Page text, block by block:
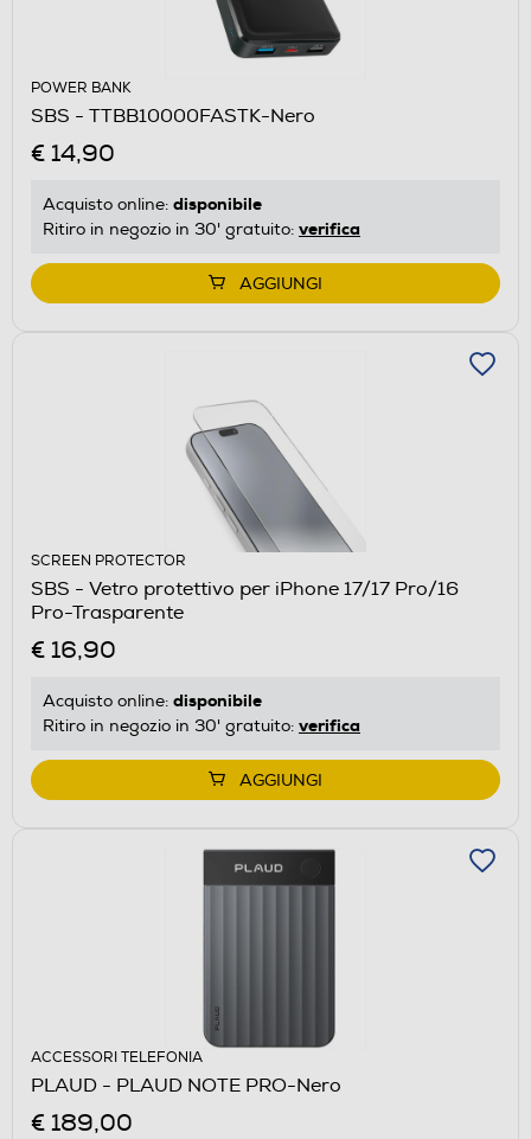
POWER BANK
SBS - TTBB10000FASTK-Nero
€ 14,90
Acquisto online: disponibile
Ritiro in negozio in 30' gratuito: verifica
AGGIUNGI
SCREEN PROTECTOR
SBS - Vetro protettivo per iPhone 17/17 Pro/16
Pro-Trasparente
€ 16,90
Acquisto online: disponibile
Ritiro in negozio in 30' gratuito: verifica
AGGIUNGI
ACCESSORI TELEFONIA
PLAUD - PLAUD NOTE PRO-Nero
€ 189,00